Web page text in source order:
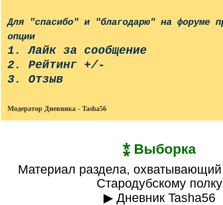
Для "спасибо" и "благодарю" на форуме
опции
1. Лайк за сообщение
2. Рейтинг +/-
3. Отзыв
Модератор Дневника - Tasha56
⁑ Выборка
Материал раздела, охватывающий источники по
Стародубскому полку
▶ Дневник Tasha56